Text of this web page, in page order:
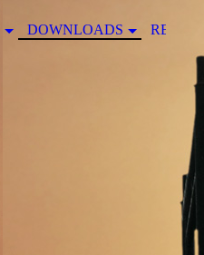
DOWNLOADS